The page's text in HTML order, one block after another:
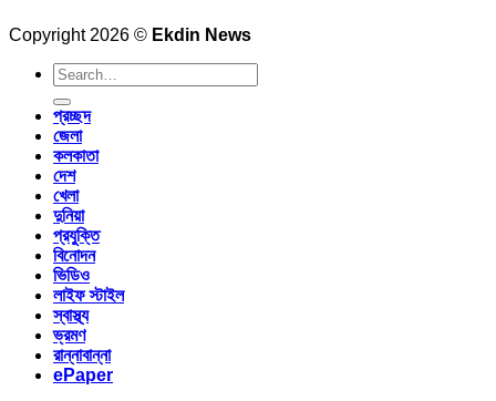
Copyright 2026 © Ekdin News
প্রচ্ছদ
জেলা
কলকাতা
দেশ
খেলা
দুনিয়া
প্রযুক্তি
বিনোদন
ভিডিও
লাইফ স্টাইল
স্বাস্থ্য
ভ্রমণ
রান্নাবান্না
ePaper